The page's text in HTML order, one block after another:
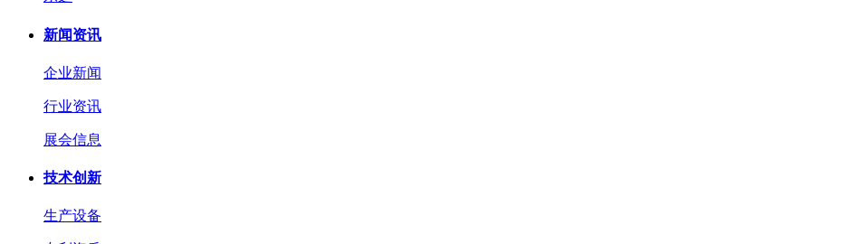
新闻资讯
企业新闻
行业资讯
展会信息
技术创新
生产设备